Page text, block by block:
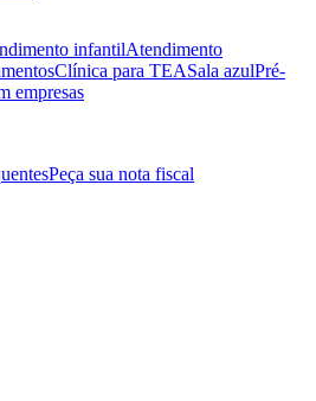
infantilAtendimento
Clínica para TEASala azulPré-
empresas
Peça sua nota fiscal